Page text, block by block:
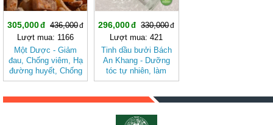
305,000
436,000
Lượt mua: 1166
Một Dược - Giảm
đau, Chống viêm, Hạ
đường huyết, Chống
oxy hóa BAK836
296,000
330,000
Lượt mua: 421
Tinh dầu bưởi Bách
An Khang - Dưỡng
tóc tự nhiên, làm
sạch da đầu, kích
tinhdaubuoi